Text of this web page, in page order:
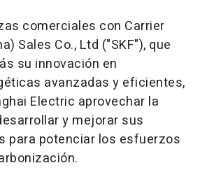
comerciales con Carrier
) Sales Co., Ltd ("SKF"), que
su innovación en
avanzadas y eficientes,
Electric aprovechar la
y mejorar sus
para potenciar los esfuerzos